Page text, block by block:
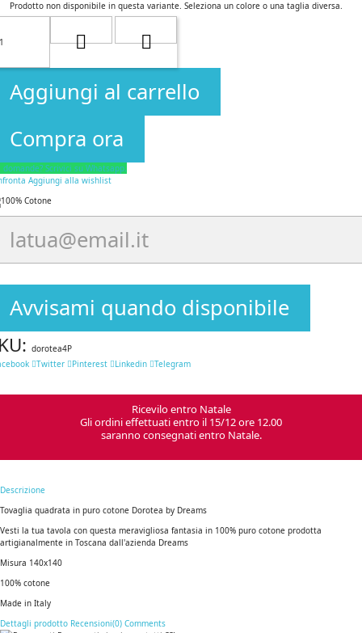
Prodotto non disponibile in questa variante. Seleziona un colore o una taglia diversa.
Aggiungi al carrello
Compra ora
domande? Scrivici su Whatsapp.
Aggiungi alla wishlist
Avvisami quando disponibile
dorotea4P
Twitter Pinterest Linkedin Telegram
Ricevilo entro Natale
Gli ordini effettuati entro il 15/12 ore 12.00
saranno consegnati entro Natale.
Descrizione
Tovaglia quadrata in puro cotone Dorotea by Dreams
Vesti la tua tavola con questa meravigliosa fantasia in 100% puro cotone prodotta
artigianalmente in Toscana dall'azienda Dreams
Misura 140x140
100% cotone
Made in Italy
Dettagli prodotto Recensioni(0) Comments